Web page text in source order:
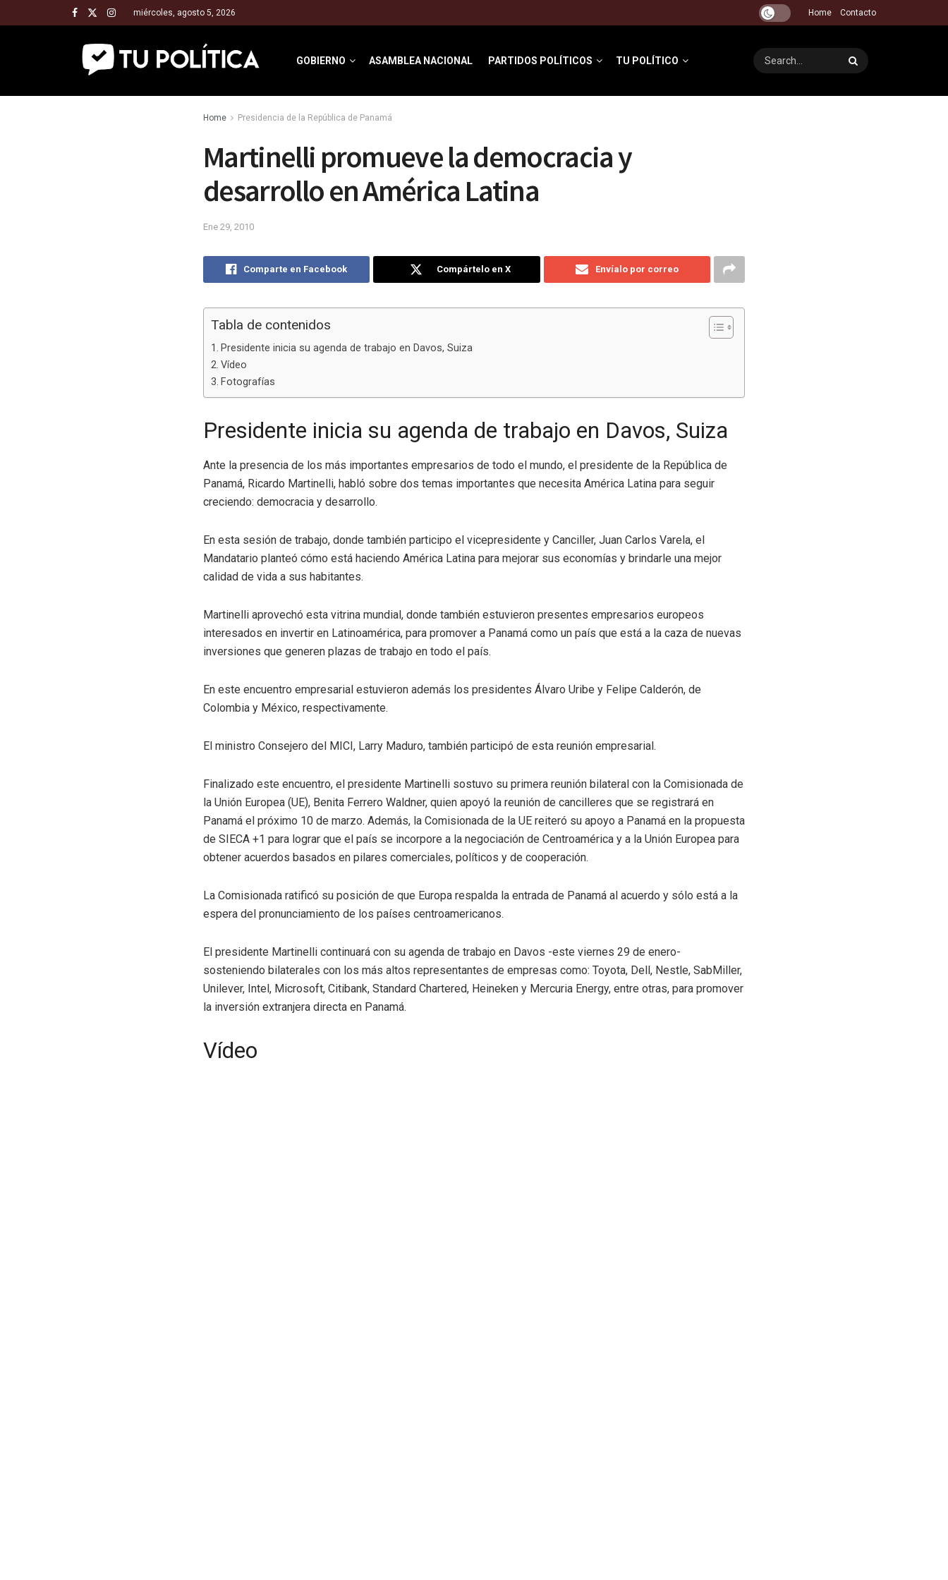
miércoles, agosto 5, 2026 Home Contacto
GOBIERNO ASAMBLEA NACIONAL PARTIDOS POLÍTICOS TU POLÍTICO
Home Presidencia de la República de Panamá
Martinelli promueve la democracia y
desarrollo en América Latina
Ene 29, 2010
Comparte en Facebook Compártelo en X Envíalo por correo
Tabla de contenidos
Presidente inicia su agenda de trabajo en Davos, Suiza
Vídeo
Fotografías
Presidente inicia su agenda de trabajo en Davos, Suiza
Ante la presencia de los más importantes empresarios de todo el mundo, el presidente de la República de
Panamá, Ricardo Martinelli, habló sobre dos temas importantes que necesita América Latina para seguir
creciendo: democracia y desarrollo.
En esta sesión de trabajo, donde también participo el vicepresidente y Canciller, Juan Carlos Varela, el
Mandatario planteó cómo está haciendo América Latina para mejorar sus economías y brindarle una mejor
calidad de vida a sus habitantes.
Martinelli aprovechó esta vitrina mundial, donde también estuvieron presentes empresarios europeos
interesados en invertir en Latinoamérica, para promover a Panamá como un país que está a la caza de nuevas
inversiones que generen plazas de trabajo en todo el país.
En este encuentro empresarial estuvieron además los presidentes Álvaro Uribe y Felipe Calderón, de
Colombia y México, respectivamente.
El ministro Consejero del MICI, Larry Maduro, también participó de esta reunión empresarial.
Finalizado este encuentro, el presidente Martinelli sostuvo su primera reunión bilateral con la Comisionada de
la Unión Europea (UE), Benita Ferrero Waldner, quien apoyó la reunión de cancilleres que se registrará en
Panamá el próximo 10 de marzo. Además, la Comisionada de la UE reiteró su apoyo a Panamá en la propuesta
de SIECA +1 para lograr que el país se incorpore a la negociación de Centroamérica y a la Unión Europea para
obtener acuerdos basados en pilares comerciales, políticos y de cooperación.
La Comisionada ratificó su posición de que Europa respalda la entrada de Panamá al acuerdo y sólo está a la
espera del pronunciamiento de los países centroamericanos.
El presidente Martinelli continuará con su agenda de trabajo en Davos -este viernes 29 de enero-
sosteniendo bilaterales con los más altos representantes de empresas como: Toyota, Dell, Nestle, SabMiller,
Unilever, Intel, Microsoft, Citibank, Standard Chartered, Heineken y Mercuria Energy, entre otras, para promover
la inversión extranjera directa en Panamá.
Vídeo